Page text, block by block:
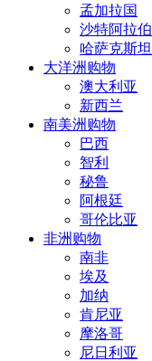
孟加拉国
沙特阿拉伯
哈萨克斯坦
大洋洲购物
澳大利亚
新西兰
南美洲购物
巴西
智利
秘鲁
阿根廷
哥伦比亚
非洲购物
南非
埃及
加纳
肯尼亚
摩洛哥
尼日利亚